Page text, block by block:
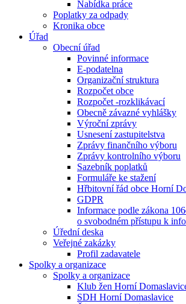
Nabídka práce
Poplatky za odpady
Kronika obce
Úřad
Obecní úřad
Povinné informace
E-podatelna
Organizační struktura
Rozpočet obce
Rozpočet -rozklikávací
Obecně závazné vyhlášky
Výroční zprávy
Usnesení zastupitelstva
Zprávy finančního výboru
Zprávy kontrolního výboru
Sazebník poplatků
Formuláře ke stažení
Hřbitovní řád obce Horní
GDPR
Informace podle zákona
o svobodném přístupu k
Úřední deska
Veřejné zakázky
Profil zadavatele
Spolky a organizace
Spolky a organizace
Klub žen Horní
SDH Horní Domaslavice